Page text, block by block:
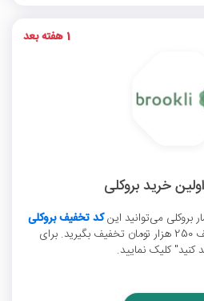
بروکلی می‌توانید اینکد تخفیف بروکلی
را اعمال کنید و 25 درصد تا سقف 250 هزار تومان تخفیف بگیرید. برای
کلیک نمایید.
1 هفته بعد